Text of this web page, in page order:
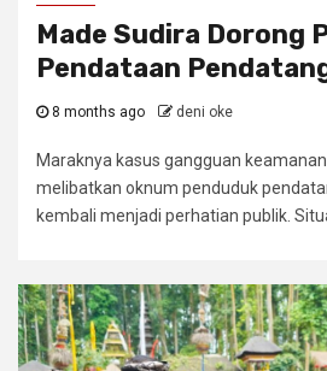
Made Sudira Dorong
Pendataan
8 months ago deni oke
Maraknya kasus gangguan
melibatkan oknum penduduk
kembali menjadi perhatian publik.